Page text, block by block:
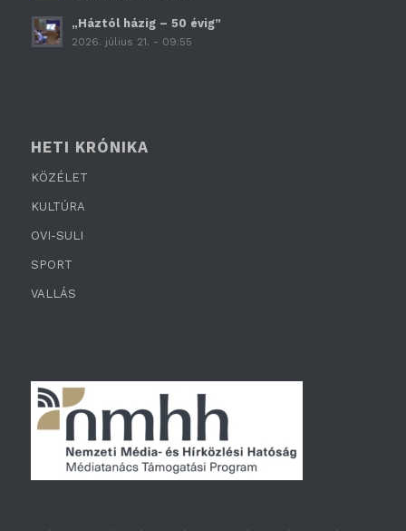
„Háztól házig – 50 évig”
2026. július 21. - 09:55
HETI KRÓNIKA
KÖZÉLET
KULTÚRA
OVI-SULI
SPORT
VALLÁS